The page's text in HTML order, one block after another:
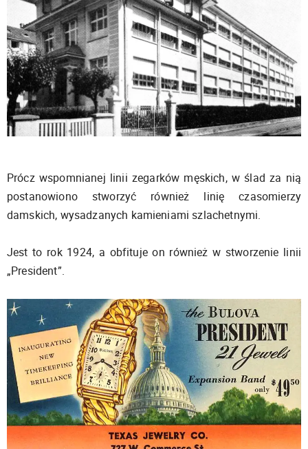
Prócz wspomnianej linii zegarków męskich, w ślad za nią
postanowiono stworzyć również linię czasomierzy
damskich, wysadzanych kamieniami szlachetnymi.
Jest to rok 1924, a obfituje on również w stworzenie linii
„President”.